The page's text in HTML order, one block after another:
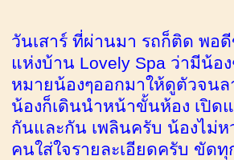
วันเสาร์ ที่ผ่านมา รถก็ติด พอ
แห่งบ้าน Lovely Spa ว่ามีน้อ
หมายน้องๆออกมาให้ดูตัวจน
น้องก็เดินนำหน้าขั้นห้อง เปิด
กันและกัน เพลินครับ น้องไม่ห
คนใส่ใจรายละเอียดครับ ขัด